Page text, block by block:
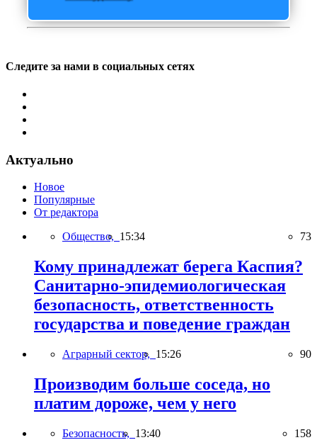
Следите за нами в социальных сетях
Актуально
Новое
Популярные
От редактора
Общество, 15:34 73
Кому принадлежат берега Каспия?
Санитарно-эпидемиологическая
безопасность, ответственность
государства и поведение граждан
Аграрный сектор, 15:26 90
Производим больше соседа, но
платим дороже, чем у него
Безопасность, 13:40 158